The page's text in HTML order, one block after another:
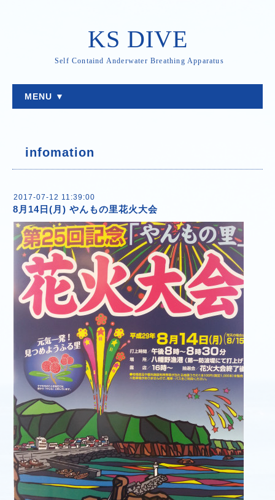
KS DIVE
Self Containd Anderwater Breathing Apparatus
MENU ▼
infomation
2017-07-12 11:39:00
8月14日(月) やんもの里花火大会